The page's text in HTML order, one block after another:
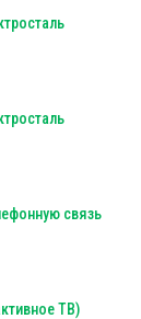
связь
ТВ)